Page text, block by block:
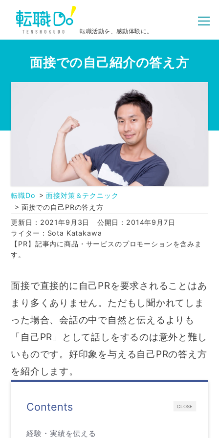
転職活動を、感動体験に。
面接での自己紹介の答え方
転職Do
面接対策＆テクニック
面接での自己PRの答え方
更新日：2021年9月3日
公開日：2014年9月7日
ライター：Sota Katakawa
【PR】記事内に商品・サービスのプロモーションを含みま
す。
面接で直接的に自己PRを要求されることはあ
まり多くありません。ただもし聞かれてしま
った場合、会話の中で自然と伝えるよりも
「自己PR」として話しをするのは意外と難し
いものです。好印象を与える自己PRの答え方
を紹介します。
CLOSE
Contents
経験・実績を伝える